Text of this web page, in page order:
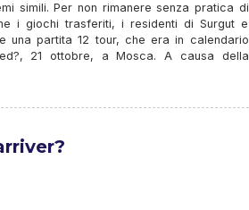
simili. Per non rimanere senza pratica di
i giochi trasferiti, i residenti di Surgut e
una partita 12 tour, che era in calendario
21 ottobre, a Mosca. A causa della